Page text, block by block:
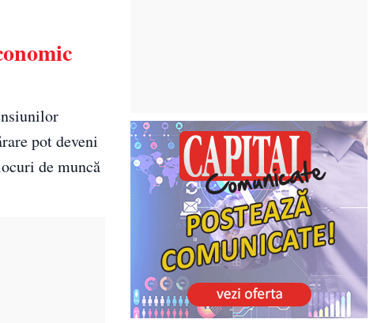
pot deveni
de muncă